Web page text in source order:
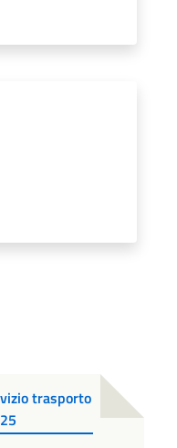
trasporto